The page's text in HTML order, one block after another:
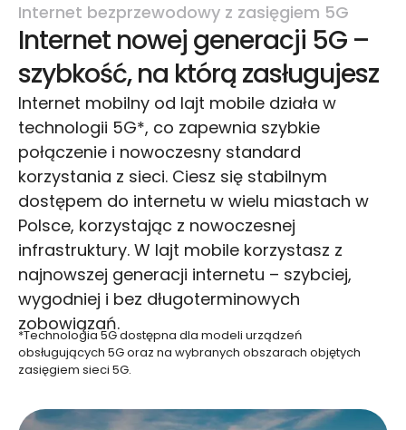
Internet bezprzewodowy z zasięgiem 5G
Internet nowej generacji 5G –
szybkość, na którą zasługujesz
Internet mobilny od lajt mobile działa w
technologii 5G*, co zapewnia szybkie
połączenie i nowoczesny standard
korzystania z sieci. Ciesz się stabilnym
dostępem do internetu w wielu miastach w
Polsce, korzystając z nowoczesnej
infrastruktury. W lajt mobile korzystasz z
najnowszej generacji internetu – szybciej,
wygodniej i bez długoterminowych
zobowiązań.
*Technologia 5G dostępna dla modeli urządzeń
obsługujących 5G oraz na wybranych obszarach objętych
zasięgiem sieci 5G.